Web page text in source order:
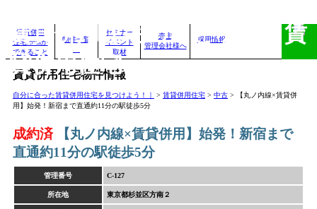
賃貸併用住宅のことなら、賃
貸併用住宅.com
賃貸併用住宅物件情報
自分に合った賃貸併用住宅を見つけよう！｜ > 賃貸併用住宅 > 中古 >
【丸ノ内線×賃貸併
用】始発！新宿まで直通約11分の駅徒歩5分
成約済 【丸ノ内線×賃貸併用】始発！新宿まで
直通約11分の駅徒歩5分
管理番号 C-127
所在地 東京都杉並区方南２
賃貸併用
住宅.comが
できること
物件一覧
セミナー
イベント
取材
売主
管理会社様へ
採用情報